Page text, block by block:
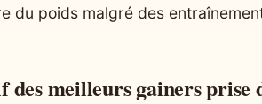
du poids malgré des
meilleurs gainers prise